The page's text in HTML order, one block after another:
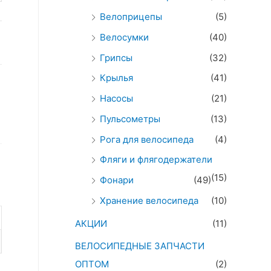
Велоприцепы
(5)
Велосумки
(40)
Грипсы
(32)
Крылья
(41)
Насосы
(21)
Пульсометры
(13)
Рога для велосипеда
(4)
Фляги и флягодержатели
(15)
Фонари
(49)
Хранение велосипеда
(10)
АКЦИИ
(11)
ВЕЛОСИПЕДНЫЕ ЗАПЧАСТИ
ОПТОМ
(2)